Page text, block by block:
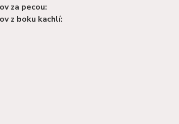
za pecou:
z boku kachlí: